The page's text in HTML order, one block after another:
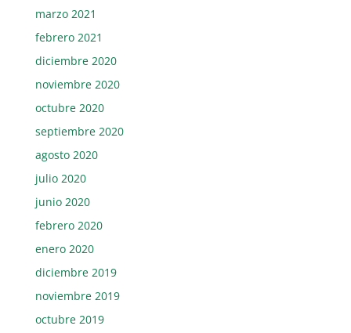
marzo 2021
febrero 2021
diciembre 2020
noviembre 2020
octubre 2020
septiembre 2020
agosto 2020
julio 2020
junio 2020
febrero 2020
enero 2020
diciembre 2019
noviembre 2019
octubre 2019